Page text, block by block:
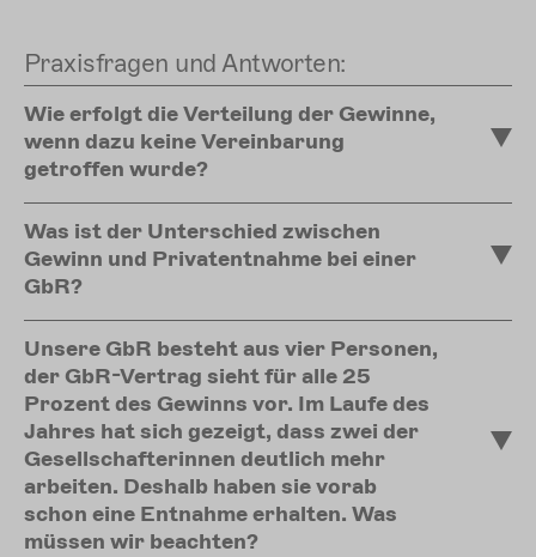
Praxisfragen und Antworten:
Wie erfolgt die Verteilung der Gewinne,
wenn dazu keine Vereinbarung
getroffen wurde?
Was ist der Unterschied zwischen
Gewinn und Privatentnahme bei einer
GbR?
Unsere GbR besteht aus vier Personen,
der GbR-Vertrag sieht für alle 25
Prozent des Gewinns vor. Im Laufe des
Jahres hat sich gezeigt, dass zwei der
Gesellschafterinnen deutlich mehr
arbeiten. Deshalb haben sie vorab
schon eine Entnahme erhalten. Was
müssen wir beachten?